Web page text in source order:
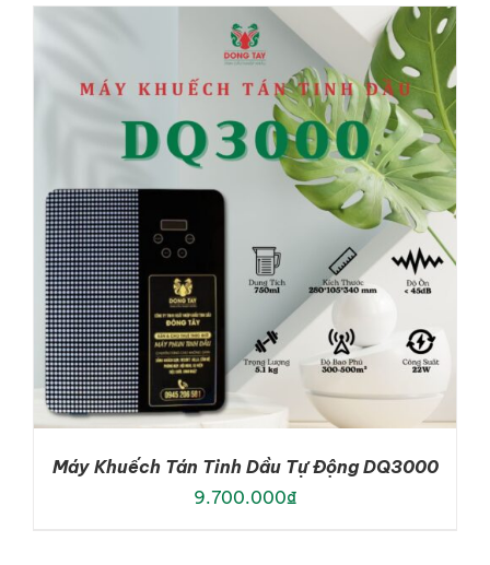
DETAILS
Máy Khuếch Tán Tinh Dầu Tự Động DQ3000
9.700.000₫